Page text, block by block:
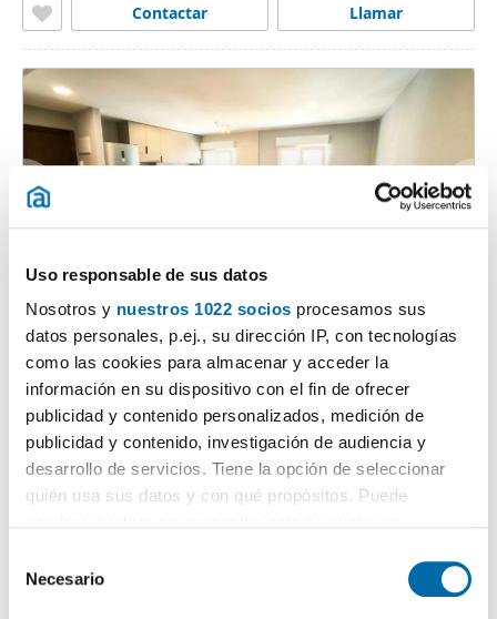
Uso responsable de sus datos
Nosotros y nuestros 1022 socios procesamos sus
datos personales, p.ej., su dirección IP, con tecnologías
como las cookies para almacenar y acceder la
información en su dispositivo con el fin de ofrecer
publicidad y contenido personalizados, medición de
publicidad y contenido, investigación de audiencia y
desarrollo de servicios. Tiene la opción de seleccionar
quién usa sus datos y con qué propósitos. Puede
el Menú de consentimiento.
Necesario
Llamar
Contactar
900€
65m2 2 Hab 1 Baño
Valdecilla-Calle Alta, Santander
Llamar
Contactar
PREMIUM Máx. 10km